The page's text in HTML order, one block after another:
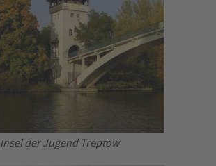
Insel der Jugend Treptow